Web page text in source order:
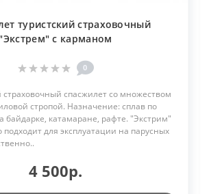
туристский страховочный
"Экстрем" с карманом
0
спасжилет со множеством
стропой. Назначение: сплав по
байдарке, катамаране, рафте. "Экстрим"
подходит для эксплуатации на парусных
4 500р.